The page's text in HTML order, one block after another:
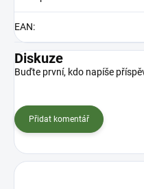
EAN:
Diskuze
Buďte první, kdo napíše
Přidat komentář